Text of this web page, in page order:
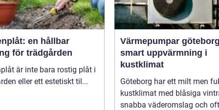
en hållbar
för trädgården
är inte bara rostig plåt i
eller ett estetiskt til...
Värmepumpar
smart uppvärmning i
kustklimat
Göteborg har ett milt men
kustklimat med blåsiga
snabba väderomslag och